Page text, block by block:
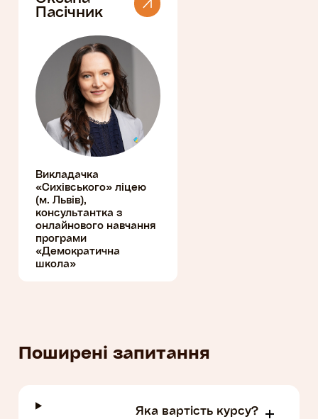
Пасічник
Викладачка
«Сихівського» ліцею
(м. Львів),
консультантка з
онлайнового навчання
програми
«Демократична
школа»
Поширені запитання
Яка вартість курсу?